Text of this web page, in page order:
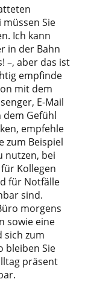
Sie
Ich kann
in der Bahn
–, aber das ist
empfinde
mit dem
E-Mail
Gefühl
empfehle
zum Beispiel
nutzen, bei
Kollegen
für Notfälle
sind.
morgens
sowie eine
sich zum
bleiben Sie
präsent